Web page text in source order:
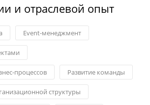
и отраслевой опыт
Event-менеджмент
процессов Развитие команды
структуры